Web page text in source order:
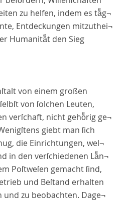
zu helfen, indem es taͤg¬
Entdeckungen mitzuthei¬
Humanitaͤt den Sieg
von einem großen
von ſolchen Leuten,
verſchaft, nicht gehoͤrig ge¬
giebt man ſich
die Einrichtungen, wel¬
in den verſchiedenen Laͤn¬
Poſtweſen gemacht ſind,
und Beſtand erhalten
zu beobachten. Dage¬